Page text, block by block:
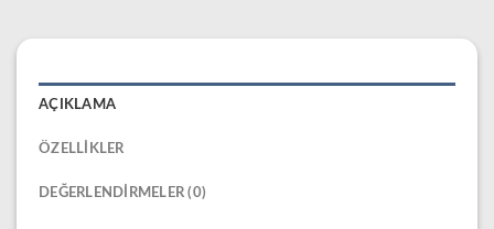
AÇIKLAMA
ÖZELLIKLER
DEĞERLENDIRMELER (0)